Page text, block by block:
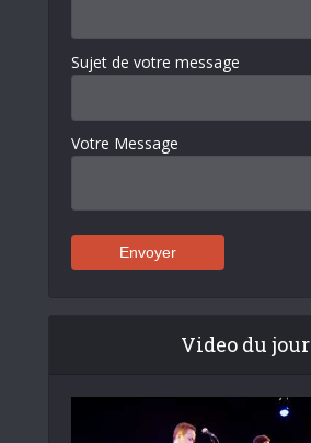
Sujet de votre message
Votre Message
Video du jour